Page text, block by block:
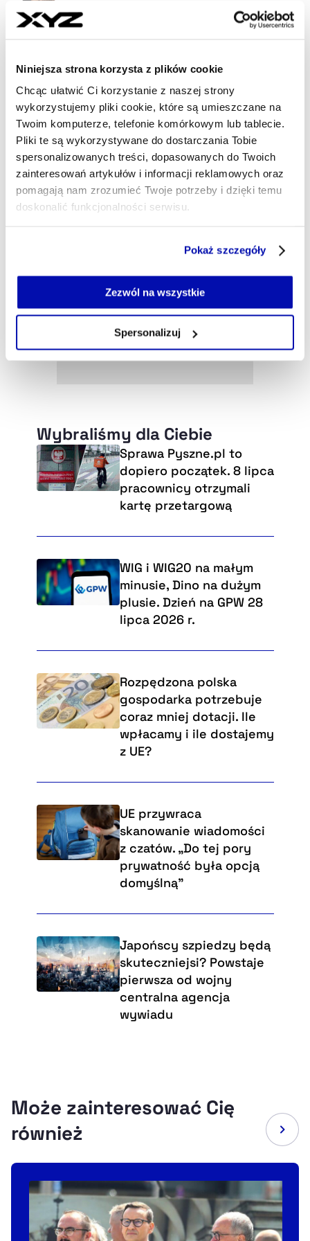
Niniejsza strona korzysta z plików cookie
Chcąc ułatwić Ci korzystanie z naszej strony
wykorzystujemy pliki cookie, które są umieszczane na
Twoim komputerze, telefonie komórkowym lub tablecie.
Pliki te są wykorzystywane do dostarczania Tobie
spersonalizowanych treści, dopasowanych do Twoich
zainteresowań artykułów i informacji reklamowych oraz
pomagają nam zrozumieć Twoje potrzeby i dzięki temu
doskonalić funkcjonalności serwisu.
Jeżeli nie wyrażasz zgody na zapisywanie plików cookie,
możesz łatwo zarządzać swoimi uprawnieniami, np. we
własnej przeglądarce internetowej lub po wybraniu opcji
Pokaż szczegóły
Zezwól na wszystkie
Spersonalizuj
Wybraliśmy dla Ciebie
Sprawa Pyszne.pl to
dopiero początek. 8 lipca
pracownicy otrzymali
kartę przetargową
WIG i WIG20 na małym
minusie, Dino na dużym
plusie. Dzień na GPW 28
lipca 2026 r.
Rozpędzona polska
gospodarka potrzebuje
coraz mniej dotacji. Ile
wpłacamy i ile dostajemy
z UE?
UE przywraca
skanowanie wiadomości
z czatów. „Do tej pory
prywatność była opcją
domyślną”
Japońscy szpiedzy będą
skuteczniejsi? Powstaje
pierwsza od wojny
centralna agencja
wywiadu
zawiłości prawa, głównie podatkowego.
Współpracowałam także z magazynem Forbes.
wędrówki i muzyka rockowa ubiegłego stulecia. W
wolnym czasie zgłębiam wiedzę na temat historii
myśli ekonomicznej.
katarzyna.witwicka-jurek@xyz.pl
Może zainteresować Cię
również